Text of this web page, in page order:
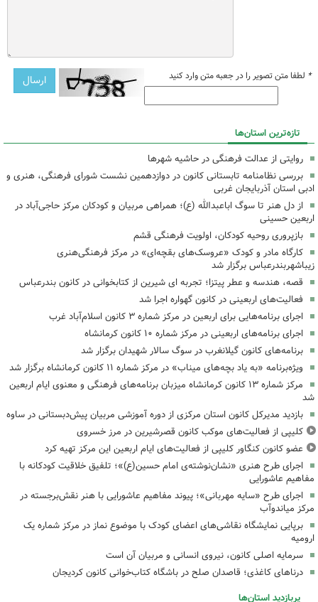
* لطفا متن تصویر را در جعبه متن وارد کنید
تازه‌ترین استان‌ها
روایتی از عدالت فرهنگی در حاشیه شهرها
بررسی نظامنامه تابستانی کانون در دوازدهمین نشست شورای فرهنگی، هنری و
ادبی استان آذربایجان غربی
از دل هنر تا سوگ اباعبدالله (ع)؛ همراهی مربیان و کودکان مرکز حاجی‌آباد در
اربعین حسینی
بازپروری روحیه کودکان، اولویت فرهنگی قشم
کارگاه مادر و کودک «عروسک‌های بقچه‌ای» در مرکز فرهنگی‌هنری
زیباشهربندرعباس برگزار شد
قصه، هندسه و عطر پیتزا؛ تجربه ای شیرین از کتابخوانی در کانون بندرعباس
فعالیت‌های اربعینی در کانون گهواره اجرا شد
اجرای برنامه‌هایی برای اربعین در مرکز شماره ۳ کانون اسلام‌آباد غرب
اجرای برنامه‌های اربعینی در مرکز شماره ۱۰ کانون کرمانشاه
برنامه‌های کانون گیلانغرب در سوگ سالار شهیدان برگزار شد
ویژه‌برنامه «به یاد بچه‌های میناب» در مرکز شماره ۱۱ کانون کرمانشاه برگزار شد
مرکز شماره ۱۳ کانون کرمانشاه میزبان برنامه‌های فرهنگی و معنوی ایام اربعین
شد
بازدید مدیرکل کانون استان مرکزی از دوره آموزشی مربیان پیش‌دبستانی در ساوه
کلیپی از فعالیت‌های موکب کانون قصرشیرین در مرز خسروی
عضو کانون کنگاور کلیپی از فعالیت‌های ایام اربعین این مرکز تهیه کرد
اجرای طرح هنری «نشان‌نوشته‌ی امام حسین(ع)»؛ تلفیق خلاقیت کودکانه با
مفاهیم عاشورایی
اجرای طرح «سایه مهربانی»؛ پیوند مفاهیم عاشورایی با هنر نقش‌برجسته در
مرکز میاندوآب
برپایی نمایشگاه نقاشی‌های اعضای کودک با موضوع نماز در مرکز شماره یک
ارومیه
سرمایه اصلی کانون، نیروی انسانی و مربیان آن است
درناهای کاغذی؛ قاصدان صلح در باشگاه کتاب‌خوانی کانون کردیجان
پربازدید استان‌ها